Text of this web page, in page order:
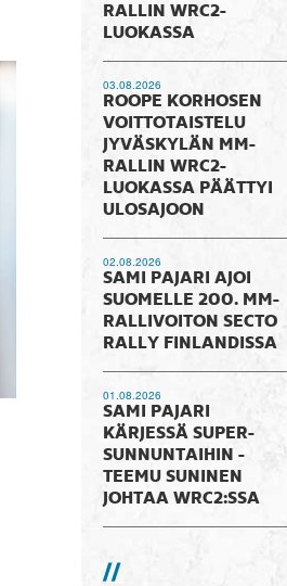
RALLIN WRC2-
LUOKASSA
03.08.2026
ROOPE KORHOSEN
VOITTOTAISTELU
JYVÄSKYLÄN MM-
RALLIN WRC2-
LUOKASSA PÄÄTTYI
ULOSAJOON
02.08.2026
SAMI PAJARI AJOI
SUOMELLE 200. MM-
RALLIVOITON SECTO
RALLY FINLANDISSA
01.08.2026
SAMI PAJARI
KÄRJESSÄ SUPER-
SUNNUNTAIHIN -
TEEMU SUNINEN
JOHTAA WRC2:SSA